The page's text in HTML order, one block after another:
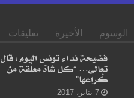
الوسوم الأخيرة تعليقات
فضيحة نداء تونس اليوم، قال
تعالى… “كل شاهْ معلّقة من
كْراعها”
7 يناير، 2017